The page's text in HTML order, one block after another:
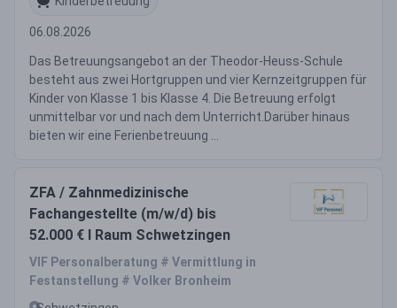
06.08.2026
Das Betreuungsangebot an der Theodor-Heuss-Schule
besteht aus zwei Hortgruppen und vier Kernzeitgruppen für
Kinder von Klasse 1 bis Klasse 4. Die Betreuung erfolgt
unmittelbar vor und nach dem Unterricht.Darüber hinaus
bieten wir eine Ferienbetreuung ...
ZFA / Zahnmedizinische
Fachangestellte (m/w/d) bis
52.000 € I Raum Schwetzingen
VIF Personalberatung # Vermittlung in
Festanstellung # Volker Bronheim